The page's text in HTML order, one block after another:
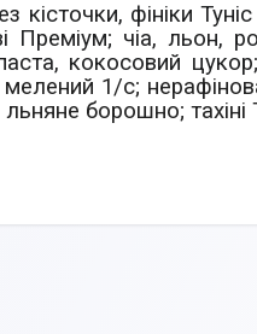
фініки Туніс
Преміум; чіа, льон,
кокосовий
1/с;
борошно;